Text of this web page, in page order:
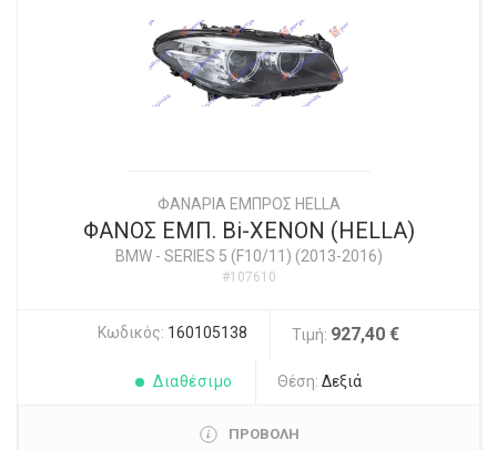
ΦΑΝΑΡΙΑ ΕΜΠΡΟΣ HELLA
ΦΑΝΟΣ EΜΠ. Bi-XENON (HELLA)
BMW- SERIES 5 (F10/11) (2013-2016)
#107610
Κωδικός: 160105138 Τιμή: 927,40 €
Διαθέσιμο Θέση: Δεξιά
ΠΡΟΒΟΛΗ